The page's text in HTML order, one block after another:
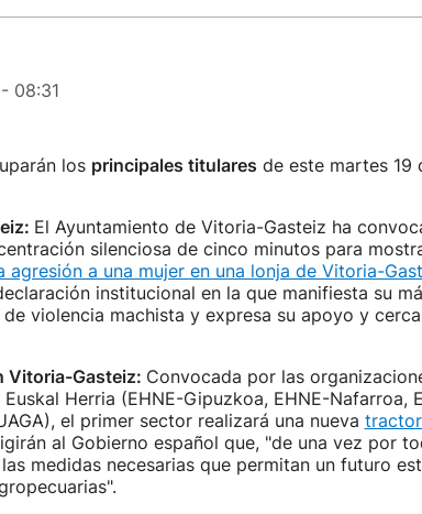
08:31
los principales titulares de este martes 19
El Ayuntamiento de Vitoria-Gasteiz ha
silenciosa de cinco minutos para
agresión a una mujer en una lonja de Vitoria-
institucional en la que manifiesta su
violencia machista y expresa su apoyo y
Vitoria-Gasteiz: Convocada por las
Herria (EHNE-Gipuzkoa, EHNE-Nafarroa,
el primer sector realizará una nueva
al Gobierno español que, "de una vez por
medidas necesarias que permitan un futuro